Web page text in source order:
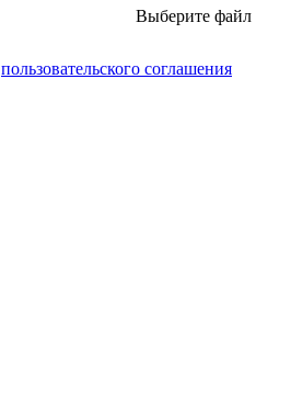
Выберите файл
пользовательского соглашения